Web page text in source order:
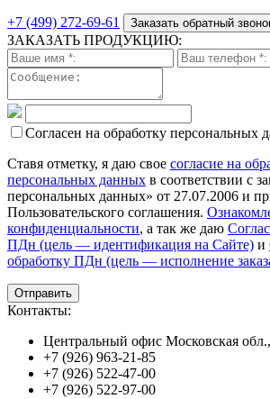
+7 (499) 272-69-61 Заказать обратный
ЗАКАЗАТЬ ПРОДУКЦИЮ:
Согласен на обработку персональных
Ставя отметку, я даю свое согласие на
персональных данных в соответствии с
персональных данных» от 27.07.2006 и
Пользовательского соглашения.
конфиденциальности, а так же даю
ПДн (цель — идентификация на Сайте) и
обработку ПДн (цель — исполнение
Контакты:
Центральный офис Московская
+7 (926) 963-21-85
+7 (926) 522-47-00
+7 (926) 522-97-00